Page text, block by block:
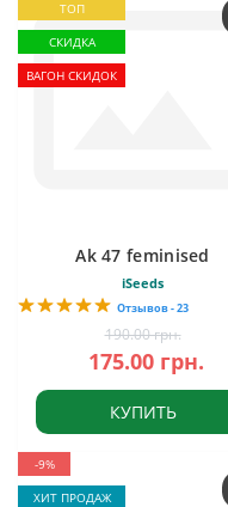
ТОП
СКИДКА
ВАГОН СКИДОК
Ak 47 feminised
iSeeds
Отзывов - 23
190.00 грн.
175.00 грн.
КУПИТЬ
-9%
ХИТ ПРОДАЖ